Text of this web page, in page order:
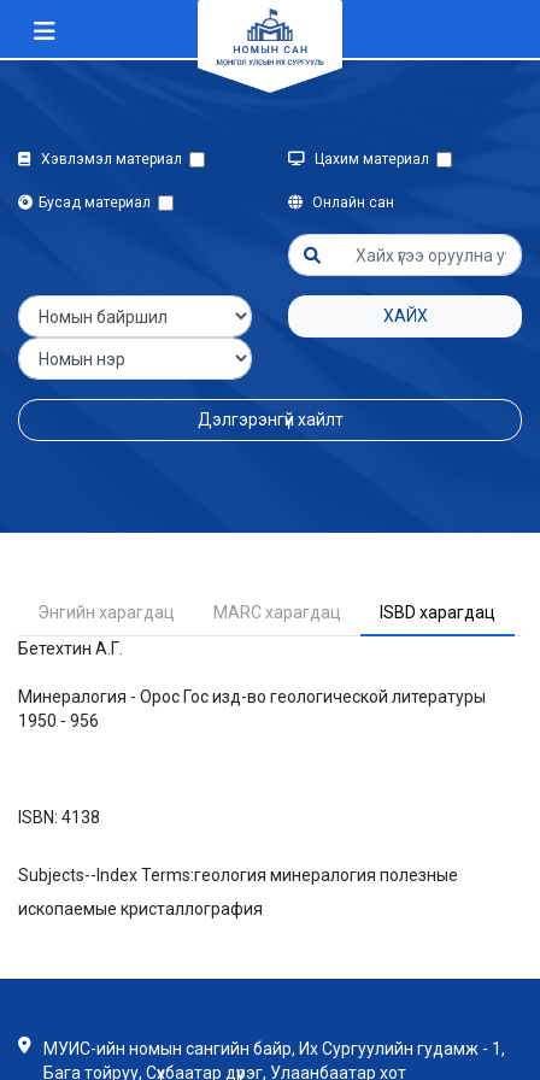
Хэвлэмэл материал Цахим материал
Бусад материал Онлайн сан
ХАЙХ
Дэлгэрэнгүй хайлт
Энгийн харагдац MARC харагдац
ISBD харагдац
Бетехтин А.Г.
Минералогия - Орос Гос изд-во геологической литературы
1950 - 956
ISBN: 4138
Subjects--Index Terms:геология минералогия полезные
ископаемые кристаллография
МУИС-ийн номын сангийн байр, Их Сургуулийн гудамж - 1,
Бага тойруу, Сүхбаатар дүүрэг, Улаанбаатар хот